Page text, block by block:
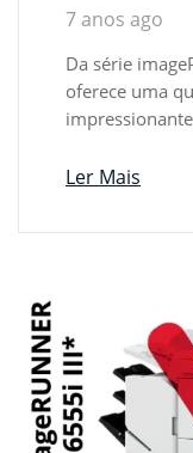
7 anos ago
Da série
oferece uma
Ler Mais